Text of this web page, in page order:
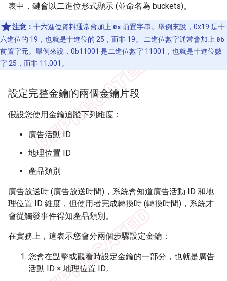
表中，鍵會以二進位形式顯示 (並命名為 buckets)。
注意： 十六進位資料通常會加上 0x 前置字串。舉例來說，0x19 是十
六進位的 19，也就是十進位的 25，而非 19。 二進位數字通常會加上 0b
前置字元。舉例來說，0b11001 是二進位數字 11001，也就是十進位數
字 25，而非 11,001。
設定完整金鑰的兩個金鑰片段
假設您使用金鑰追蹤下列維度：
廣告活動 ID
地理位置 ID
產品類別
廣告放送時 (廣告放送時間)，系統會知道廣告活動 ID 和地
理位置 ID 維度，但使用者完成轉換時 (轉換時間)，系統才
會從觸發事件得知產品類別。
在實務上，這表示您會分兩個步驟設定金鑰：
您會在點擊或觀看時設定金鑰的一部分，也就是廣告
活動 ID × 地理位置 ID。